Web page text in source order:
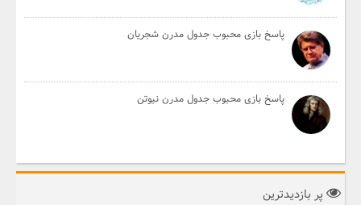
پاسخ بازی محبوب جدول مدرن شجریان
پاسخ بازی محبوب جدول مدرن نیوتن
پر بازدیدترین